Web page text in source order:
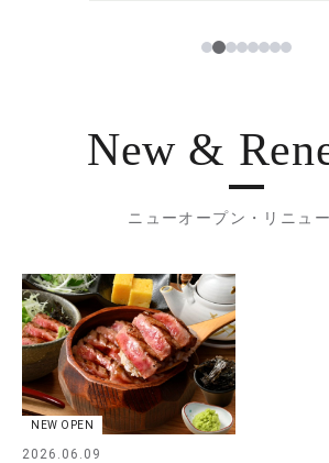
1234567
New &
ニューオープン・リニュ
NEW OPEN
2026.06.09